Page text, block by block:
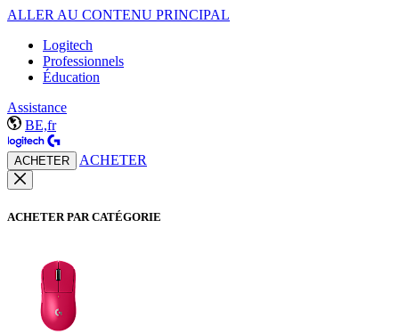
ALLER AU CONTENU PRINCIPAL
Logitech
Professionnels
Éducation
Assistance
BE,fr
ACHETER ACHETER
ACHETER PAR CATÉGORIE